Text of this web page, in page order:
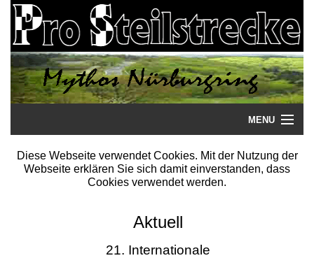
MENU
Startseite
Diese Webseite verwendet Cookies. Mit der Nutzung der
Webseite erklären Sie sich damit einverstanden, dass
Cookies verwendet werden.
Aktuell
21. Internationale